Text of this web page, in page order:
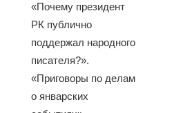
«Почему президент
РК публично
поддержал народного
писателя?».
«Приговоры по делам
о январских